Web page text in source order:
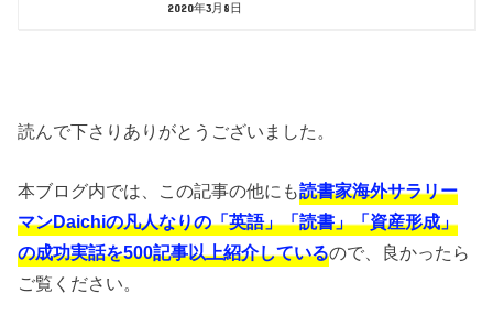
2020年3月8日
読んで下さりありがとうございました。
本ブログ内では、この記事の他にも読書家海外サラリー
マンDaichiの凡人なりの「英語」「読書」「資産形成」
の成功実話を500記事以上紹介しているので、良かったら
ご覧ください。